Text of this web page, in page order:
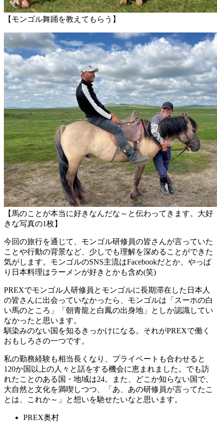
【モンゴル舞踊を教えてもらう】
【馬のことが本当に好きなんだな～と伝わってきます。大好
きな写真の1枚】
今回の旅行を通じて、モンゴル研修員の皆さんが言っていた
ことや行動の背景など、少しでも理解を深めることができた
気がします。モンゴルのSNS主流はFacebookだとか、やっぱ
り日本料理はラーメンが好きとかも含め(笑)
PREXでモンゴル人研修員とモンゴルに長期滞在した日本人
の皆さんに出会っていなかったら、モンゴルは「スーホの白
い馬のところ」「朝青龍と白鳳の出身地」としか認識してい
なかったと思います。
馴染みのない国を知るきっかけになる。それがPREXで働く
おもしろさの一つです。
私の勤務経験も相当長くなり、プライベートも合わせると
120か国以上の人々と話をする機会に恵まれました。でも訪
れたことのある国・地域は24。また、どこか知らない国で、
大自然と文化を満喫しつつ、「あ、あの研修員が言ってたこ
とは、これか～」と想いを馳せたいなと思います。
PREX奥村